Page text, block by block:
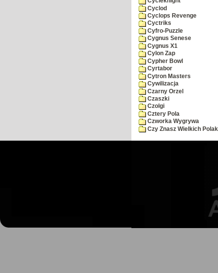
Cyclod
Cyclops Revenge
Cyctriks
Cyfro-Puzzle
Cygnus Senese
Cygnus X1
Cylon Zap
Cypher Bowl
Cyrtabor
Cytron Masters
Cywilizacja
Czarny Orzel
Czaszki
Czolgi
Cztery Pola
Czworka Wygrywa
Czy Znasz Wielkich